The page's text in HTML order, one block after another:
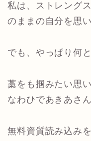
私は、ストレング
のままの自分を思
でも、やっぱり何
藁をも掴みたい思
なわひであきあさ
無料資質読み込み